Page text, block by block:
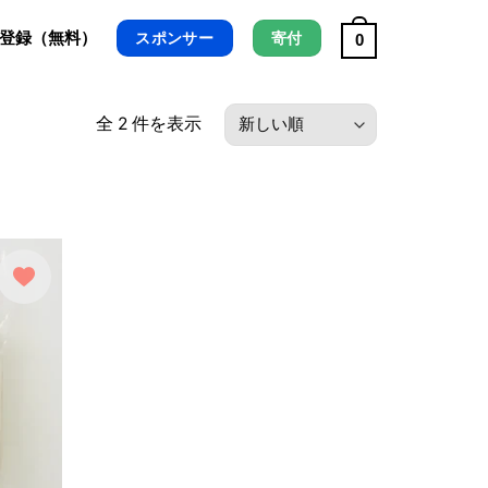
録（無料） スポンサー 寄付 0
全 2 件を表示最